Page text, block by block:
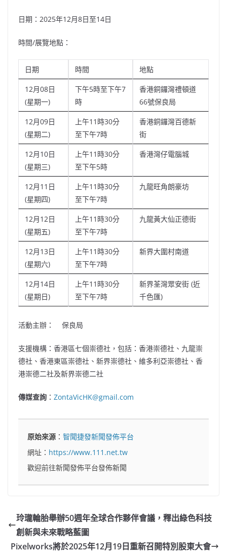
日期：2025年12月8日至14日
時間/展覽地點：
日期 時間 地點
12月08日
(星期一)
下午5時至下午7
時
香港銅鑼灣禮頓道
66號保良局
12月09日
(星期二)
上午11時30分
至下午7時
香港銅鑼灣百德新
街
12月10日
(星期三)
上午11時30分
至下午5時
香港灣仔電腦城
12月11日
(星期四)
上午11時30分
至下午7時
九龍旺角朗豪坊
12月12日
(星期五)
上午11時30分
至下午7時
九龍黃大仙正德街
12月13日
(星期六)
上午11時30分
至下午7時
新界大圍村南道
12月14日
(星期日)
上午11時30分
至下午7時
新界荃灣眾安街 (近
千色匯)
活動主辦： 保良局
支援機構：香港區七個崇德社，包括：香港崇德社、九龍崇
德社、香港東區崇德社、新界崇德社、維多利亞崇德社、香
港崇德二社及新界崇德二社
傳媒查詢 ： ZontaVicHK@gmail.com
原始來源 ：智聞捷發新聞發佈平台
網址： https://www.111.net.tw
歡迎前往新聞發佈平台發佈新聞
玲瓏輪胎舉辦50週年全球合作夥伴會議，釋出綠色科技
創新與未來戰略藍圖
Pixelworks將於2025年12月19日重新召開特別股東大會